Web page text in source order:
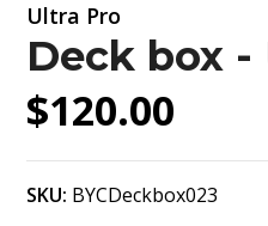
Ultra Pro
Deck box
$120.00
SKU: BYCDeckbox023